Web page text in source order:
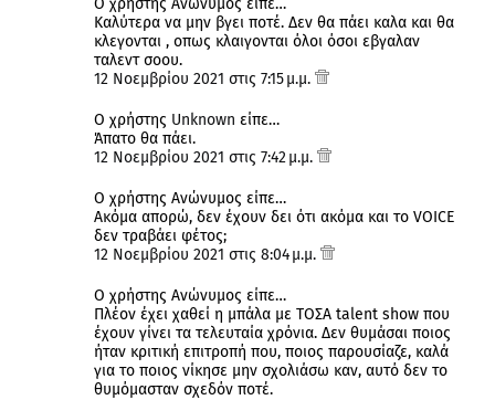
Καλύτερα να μην βγει ποτέ. Δεν θα πάει καλα και θα
κλεγονται , οπως κλαιγονται όλοι όσοι εβγαλαν
ταλεντ σοου.
12 Νοεμβρίου 2021 στις 7:15 μ.μ.
Ο χρήστης Unknown είπε…
Άπατο θα πάει.
12 Νοεμβρίου 2021 στις 7:42 μ.μ.
Ο χρήστης Ανώνυμος είπε…
Ακόμα απορώ, δεν έχουν δει ότι ακόμα και το VOICE
δεν τραβάει φέτος;
12 Νοεμβρίου 2021 στις 8:04 μ.μ.
Ο χρήστης Ανώνυμος είπε…
Πλέον έχει χαθεί η μπάλα με ΤΟΣΑ talent show που
έχουν γίνει τα τελευταία χρόνια. Δεν θυμάσαι ποιος
ήταν κριτική επιτροπή που, ποιος παρουσίαζε, καλά
για το ποιος νίκησε μην σχολιάσω καν, αυτό δεν το
θυμόμασταν σχεδόν ποτέ.